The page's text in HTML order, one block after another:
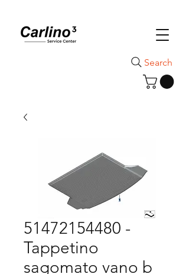
Search
51472154480 -
Tappetino
sagomato vano b